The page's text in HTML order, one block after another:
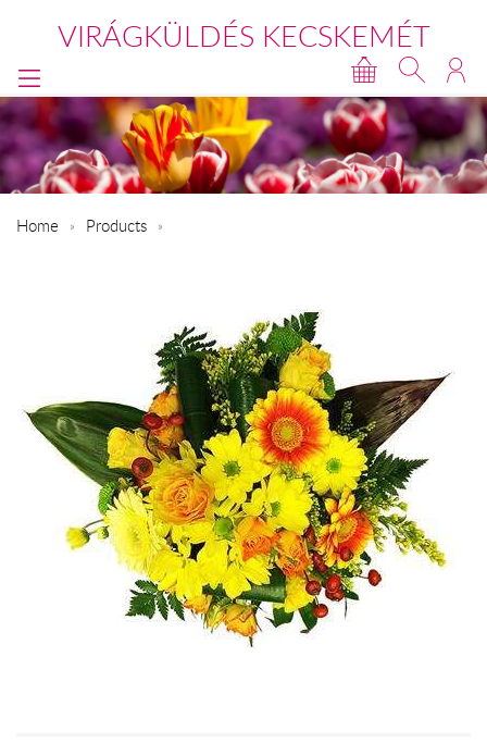
VIRÁGKÜLDÉS KECSKEMÉT
Home Products